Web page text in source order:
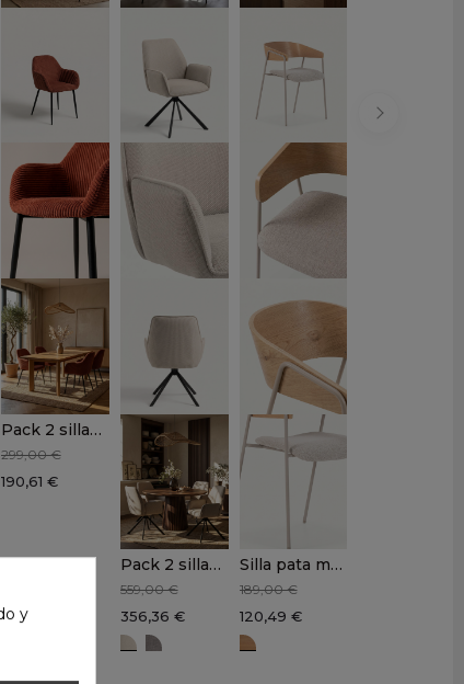
Pack 2 sillas comedor tapizada WALTER
299,00 €
190,61 €
Pack 2 sillas respaldo alto beige IVAR
559,00 €
356,36 €
IVAR beige
IVAR taupe
Silla pata metálica CIRAC
189,00 €
120,49 €
Roble
y